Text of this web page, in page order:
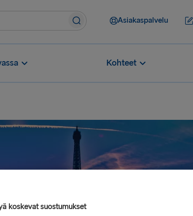
Asiakaspalvelu
Kohteet
koskevat suostumukset